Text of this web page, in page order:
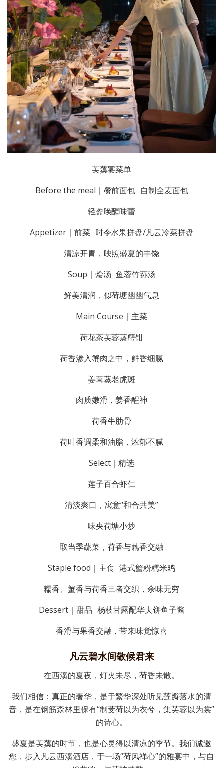
芙蕖宴菜单
Before the meal｜餐前面包 自制全麦面包
轻盈唤醒味蕾
Appetizer｜前菜 时令水果拼盘/凡云冷菜拼盘
清凉开胃，映照盛夏的丰饶
Soup｜烩汤 鱼蓉竹荪汤
鲜美清润，似荷塘幽幽气息
Main Course｜主菜
荷花茶芙蓉蒸蟹钳
荷香渗入蟹肉之中，鲜香细腻
姜茸蒸老虎斑
肉质嫩滑，姜香醒神
荷香牛肋骨
荷叶香调柔和油脂，浓郁不腻
Select｜精选
莲子百合虾仁
清淡爽口，寓意“和合共美”
味央荷塘小炒
取当季蔬菜，荷香与藕香交融
Staple food｜主食 港式蟹粉糯米鸡
糯香、蟹香与荷香三者交织，余味无穷
Dessert｜甜品 杨枝甘露配华夫饼鱼子酱
香滑与果香交融，带来味觉惊喜
凡云碧水间敬候君来
在西溪的夏夜，灯火未尽，荷香未散。
我们相信：真正的奢华，是于繁华深处听见莲瓣落水的清
音，是在钢筋森林里保有“制芰荷以为衣兮，集芙蓉以为裳”
的诗心。
盛夏是芙蕖的时节，也是心灵得以清凉的季节。我们诚邀
您，步入凡云西溪酒店，于一场“荷风禅心”的雅宴中，与自